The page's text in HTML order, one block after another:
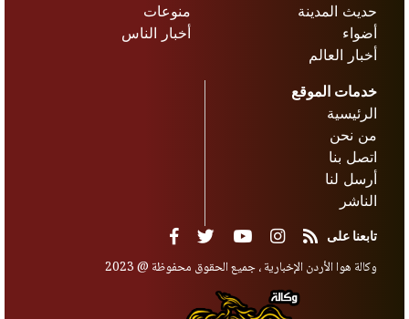
حديث المدينة
أضواء
أخبار العالم
منوعات
أخبار الناس
خدمات الموقع
الرئيسية
من نحن
اتصل بنا
أرسل لنا
الناشر
تابعنا على
وكالة هوا الأردن الإخبارية ، جميع الحقوق محفوظة @ 2023